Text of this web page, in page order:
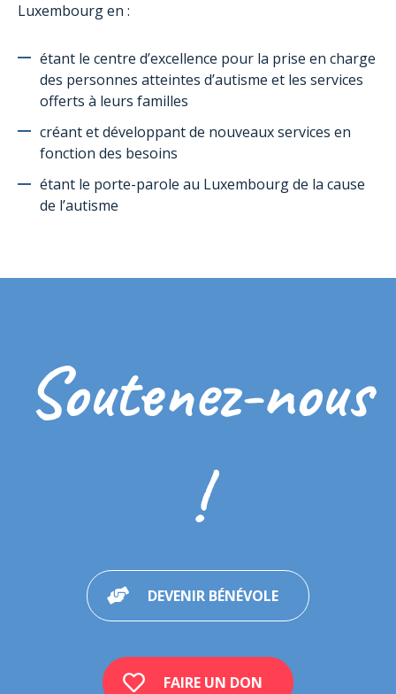
Structures
Equipe
Luxembourg en :
étant le centre d’excellence pour la prise en charge
des personnes atteintes d’autisme et les services
offerts à leurs familles
créant et développant de nouveaux services en
fonction des besoins
étant le porte-parole au Luxembourg de la cause
de l’autisme
Soutenez-nous
!
DEVENIR BÉNÉVOLE
FAIRE UN DON